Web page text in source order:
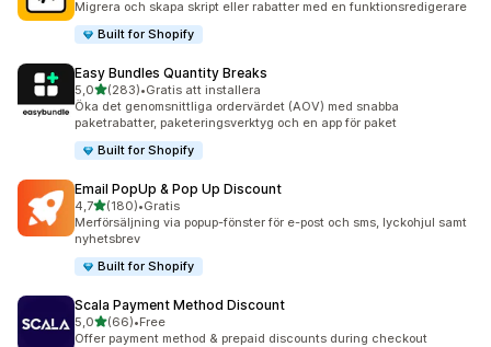
Migrera och skapa skript eller rabatter med en funktionsredigerare
Built for Shopify
Easy Bundles Quantity Breaks
5,0av 5 stjärnor
(283)
283 recensioner totalt
•Gratis att installera
Öka det genomsnittliga ordervärdet (AOV) med snabba
paketrabatter, paketeringsverktyg och en app för paket
Built for Shopify
Email PopUp & Pop Up Discount
4,7av 5 stjärnor
(180)
180 recensioner totalt
•Gratis
Merförsäljning via popup-fönster för e-post och sms, lyckohjul samt
nyhetsbrev
Built for Shopify
Scala Payment Method Discount
5,0av 5 stjärnor
(66)
66 recensioner totalt
•Free
Offer payment method & prepaid discounts during checkout